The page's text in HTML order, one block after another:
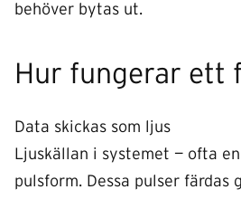
behöver bytas ut.
Hur fungerar ett
Data skickas som ljus
Ljuskällan i systemet — ofta
pulsform. Dessa pulser färdas